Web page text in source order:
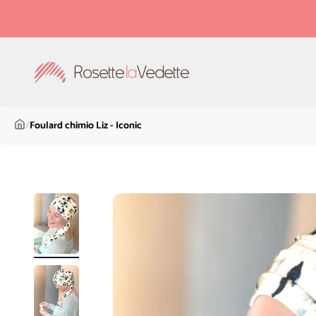
Rosette la Vedette
/Foulard chimio Liz - Iconic